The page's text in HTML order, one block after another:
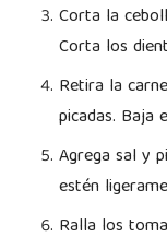
Corta la
Corta los
Retira la
picadas. Baja
Agrega sal y
estén
Ralla los